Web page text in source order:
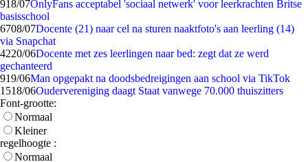
918/07OnlyFans acceptabel 'sociaal netwerk' voor leerkrachten Britse
basisschool
6708/07Docente (21) naar cel na sturen naaktfoto's aan leerling (14)
via Snapchat
4220/06Docente met zes leerlingen naar bed: zegt dat ze werd
gechanteerd
919/06Man opgepakt na doodsbedreigingen aan school via TikTok
1518/06Oudervereniging daagt Staat vanwege 70.000 thuiszitters
Font-grootte:
Normaal
Kleiner
regelhoogte :
Normaal